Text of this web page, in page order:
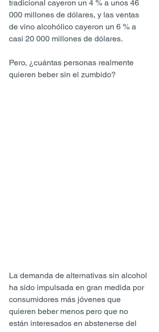
tradicional cayeron un 4 % a unos 46
000 millones de dólares, y las ventas
de vino alcohólico cayeron un 6 % a
casi 20 000 millones de dólares.
Pero, ¿cuántas personas realmente
quieren beber sin el zumbido?
La demanda de alternativas sin alcohol
ha sido impulsada en gran medida por
consumidores más jóvenes que
quieren beber menos pero que no
están interesados ​​en abstenerse del